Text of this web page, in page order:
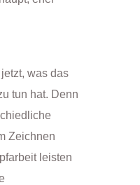
was das
tun hat. Denn
Zeichnen
leisten